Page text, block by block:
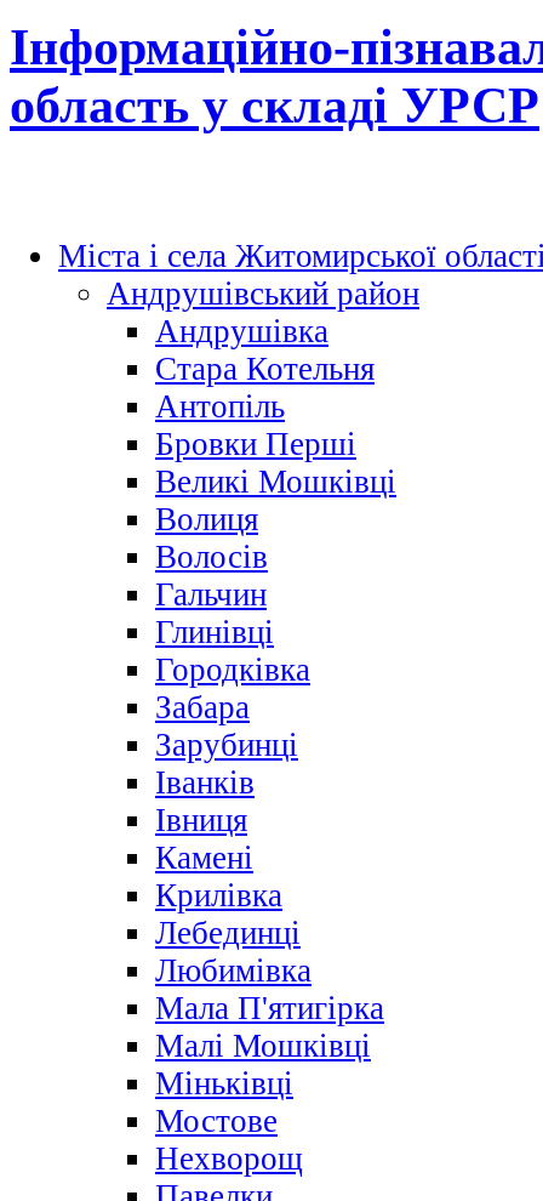
Інформаційно-
область у складі УРСР
Міста і села Житомирської
Андрушівський район
Андрушівка
Стара Котельня
Антопіль
Бровки Перші
Великі Мошківці
Волиця
Волосів
Гальчин
Глинівці
Городківка
Забара
Зарубинці
Іванків
Івниця
Камені
Крилівка
Лебединці
Любимівка
Мала П'ятигірка
Малі Мошківці
Міньківці
Мостове
Нехворощ